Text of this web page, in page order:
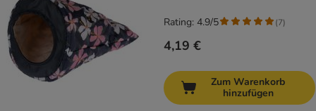
4,19 €
Rating: 4.9/5 (7)
Zum Warenkorb
hinzufügen